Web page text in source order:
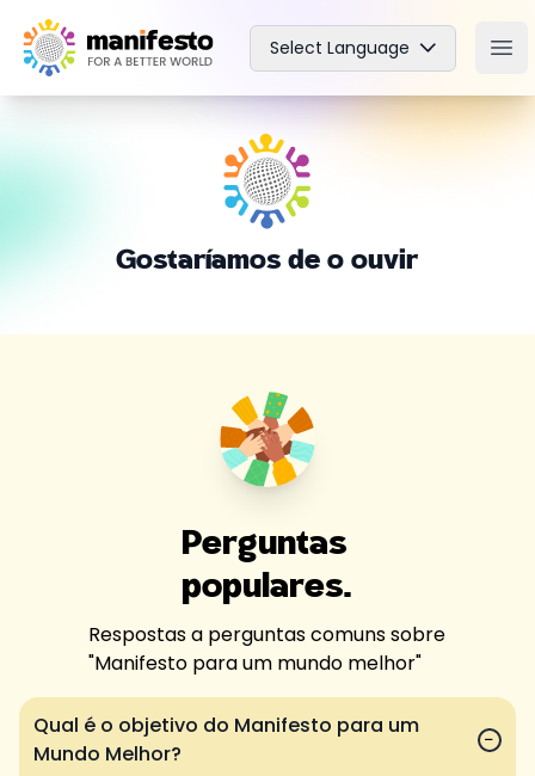
Your Company
Select Language
Gostaríamos de o ouvir
Perguntas
populares.
Respostas a perguntas comuns sobre
"Manifesto para um mundo melhor"
Qual é o objetivo do Manifesto para um
Mundo Melhor?
−